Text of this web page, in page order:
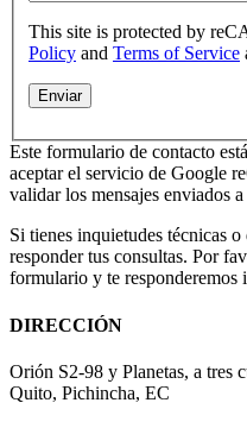
This site is protected by
Policy and Terms of Service
Este formulario de contacto
aceptar el servicio de Google
validar los mensajes enviados
Si tienes inquietudes técnicas o
responder tus consultas. Por
formulario y te responderemos
DIRECCIÓN
Orión S2-98 y Planetas, a tres
Quito, Pichincha, EC